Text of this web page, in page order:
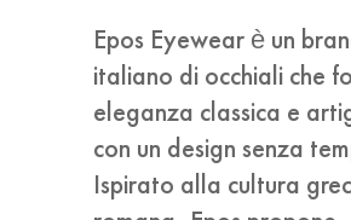
Epos Eyewear è un
italiano di occhiali che
eleganza classica e
con un design senza
Ispirato alla cultura